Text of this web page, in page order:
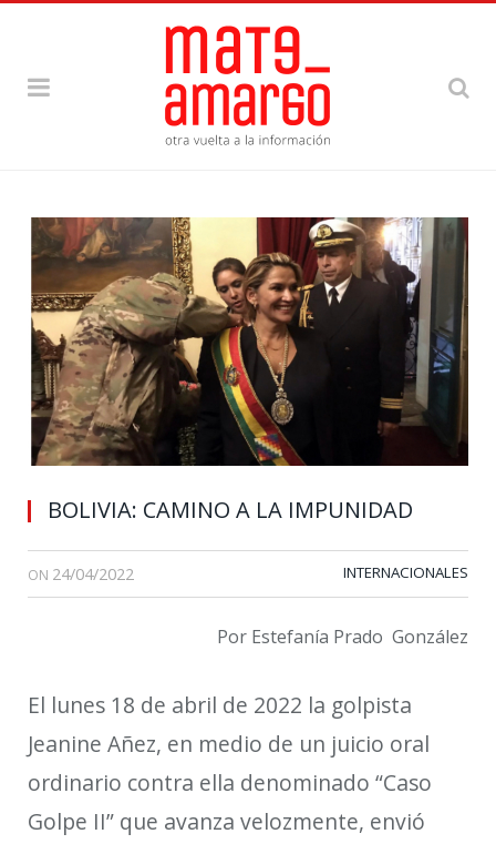
BOLIVIA: CAMINO A LA IMPUNIDAD
ON 24/04/2022 INTERNACIONALES
Por Estefanía Prado González
El lunes 18 de abril de 2022 la golpista
Jeanine Añez, en medio de un juicio oral
ordinario contra ella denominado “Caso
Golpe II” que avanza velozmente, envió